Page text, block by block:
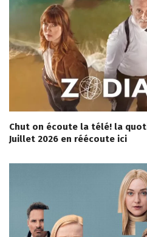
Chut on écoute la télé! la
Juillet 2026 en réécoute ici